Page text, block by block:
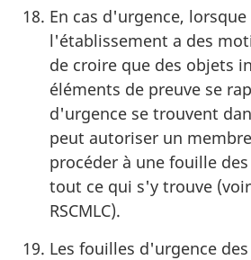
En cas d'urgence,
l'établissement a des
de croire que des objets
éléments de preuve se
d'urgence se trouvent
peut autoriser un
procéder à une fouille
tout ce qui s'y trouve
RSCMLC).
Les fouilles d'urgence